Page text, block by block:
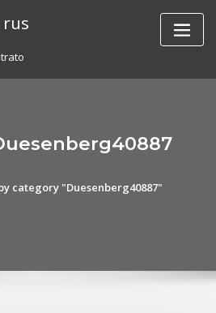
category "Duesenberg40887"